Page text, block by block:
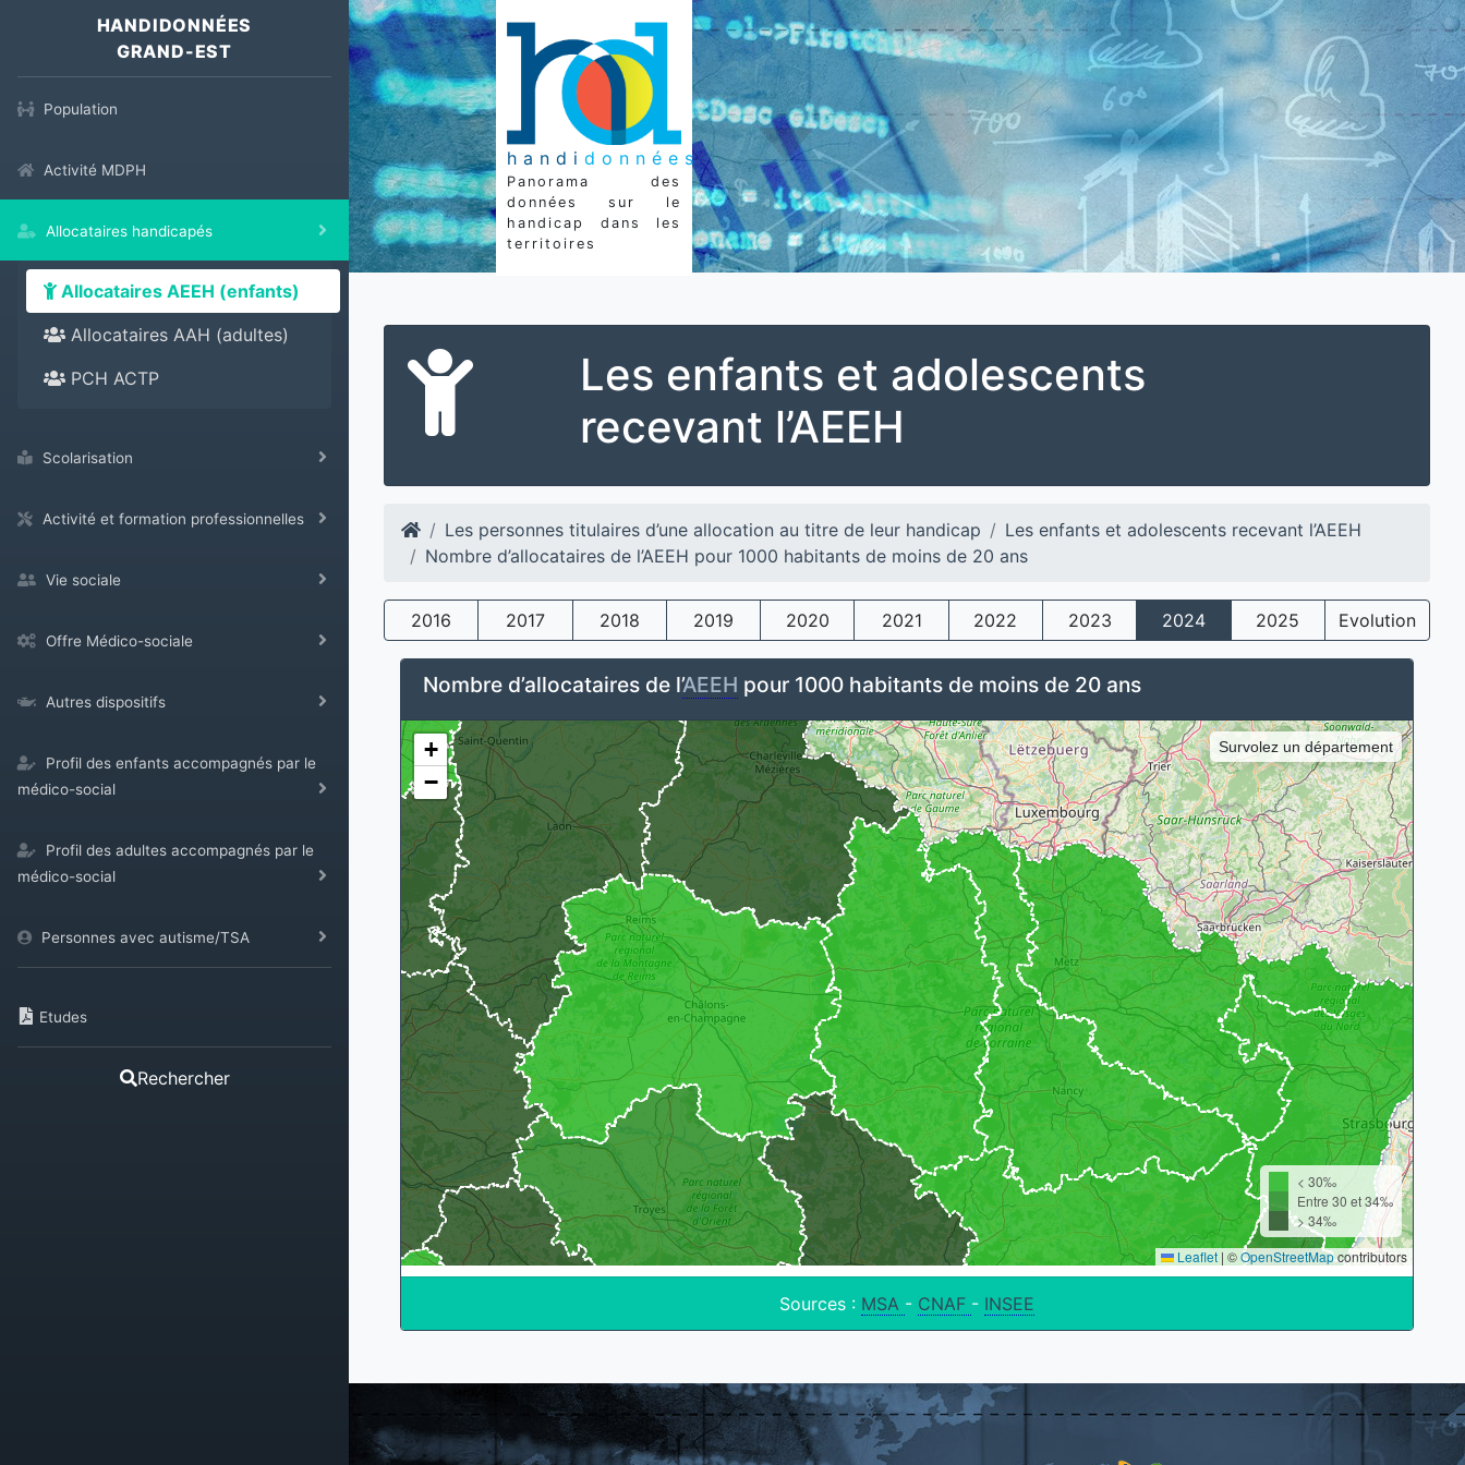
HANDIDONNÉES
GRAND-EST
Population
Activité MDPH
Allocataires handicapés
Allocataires AEEH (enfants)
Allocataires AAH (adultes)
PCH ACTP
Scolarisation
Activité et formation professionnelles
Vie sociale
Offre Médico-sociale
Autres dispositifs
Profil des enfants accompagnés par le
médico-social
Profil des adultes accompagnés par le
médico-social
Personnes avec autisme/TSA
Etudes
Rechercher
handi données
Panorama des
données sur le
handicap dans les
territoires
Les enfants et adolescents
recevant l’AEEH
Les personnes titulaires d’une allocation au titre de leur handicap
Les enfants et adolescents recevant l’AEEH
Nombre d’allocataires de l’AEEH pour 1000 habitants de moins de 20 ans
2016 2017 2018 2019 2020 2021 2022 2023 2024 2025 Evolution
Nombre d’allocataires de l’AEEH pour 1000 habitants de moins de 20 ans
+
−
Survolez un département
< 30‰
Entre 30 et 34‰
> 34‰
Leaflet | ©OpenStreetMapcontributors
Sources : MSA - CNAF - INSEE